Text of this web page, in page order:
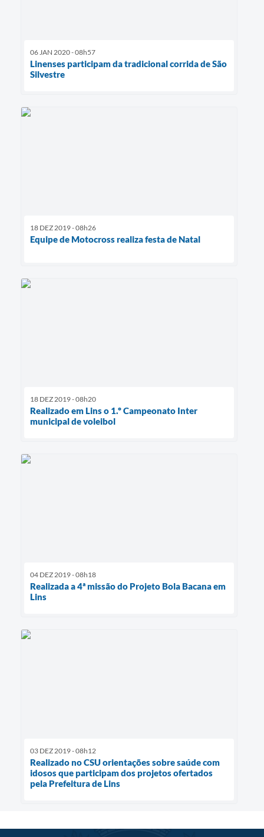
06 JAN 2020 - 08h57
Linenses participam da tradicional corrida de São
Silvestre
18 DEZ 2019 - 08h26
Equipe de Motocross realiza festa de Natal
18 DEZ 2019 - 08h20
Realizado em Lins o 1.º Campeonato Inter
municipal de voleibol
04 DEZ 2019 - 08h18
Realizada a 4ª missão do Projeto Bola Bacana em
Lins
03 DEZ 2019 - 08h12
Realizado no CSU orientações sobre saúde com
idosos que participam dos projetos ofertados
pela Prefeitura de Lins